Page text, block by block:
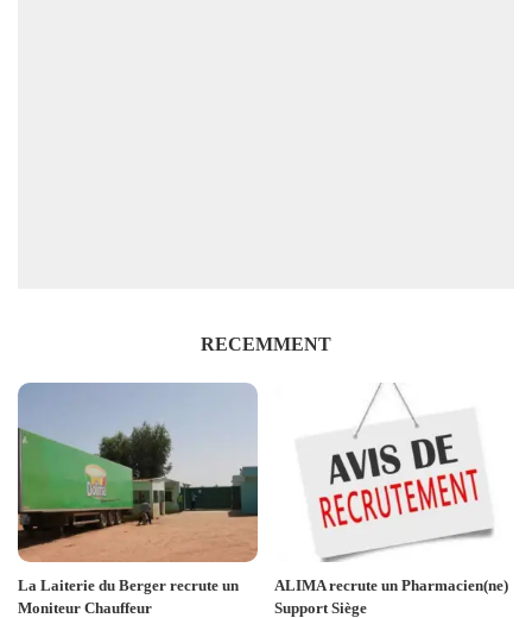
RECEMMENT
La Laiterie du Berger recrute un
Moniteur Chauffeur
ALIMA recrute un Pharmacien(ne)
Support Siège